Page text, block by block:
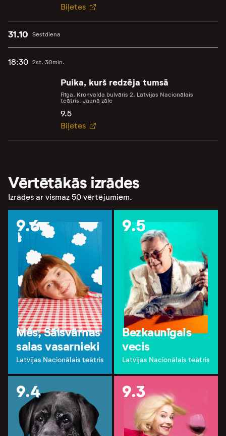
Biļetes
Sestdiena
31.10
18:30 2st. 30min.
Puika, kurš redzēja tumsā
Rīga, Kronvalda bulvāris 2, Latvijas Nacionālais
teātris, Jaunā zāle
9.5
Biļetes
Vērtētākās izrādes
Izrādes ar vismaz 50 vērtējumiem.
9.6
Mēs, Sālsvārnas
salas vasarnieki
Latvijas Nacionālais teātris
9.5
Bezkaunīgais
vecis
Latvijas Nacionālais teātris
9.4 9.3